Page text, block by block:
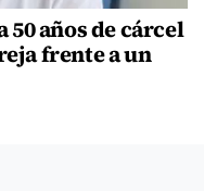
50 años de cárcel
frente a un